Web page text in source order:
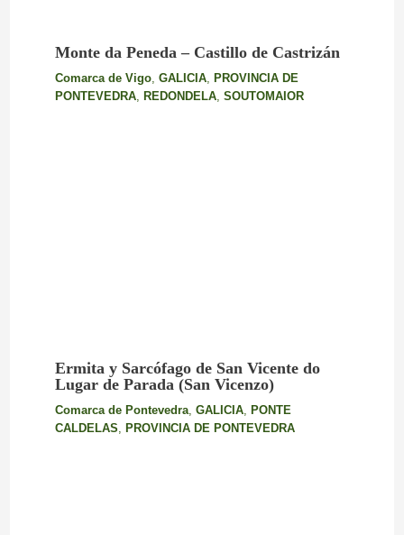
Monte da Peneda – Castillo de Castrizán
Comarca de Vigo, GALICIA,
PROVINCIA DE
PONTEVEDRA, REDONDELA, SOUTOMAIOR
Ermita y Sarcófago de San Vicente do
Lugar de Parada (San Vicenzo)
Comarca de Pontevedra, GALICIA, PONTE
CALDELAS, PROVINCIA DE PONTEVEDRA